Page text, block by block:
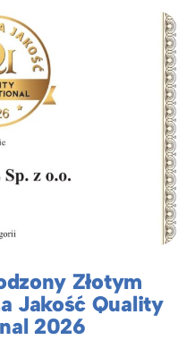
Złotym
Jakość Quality
2026